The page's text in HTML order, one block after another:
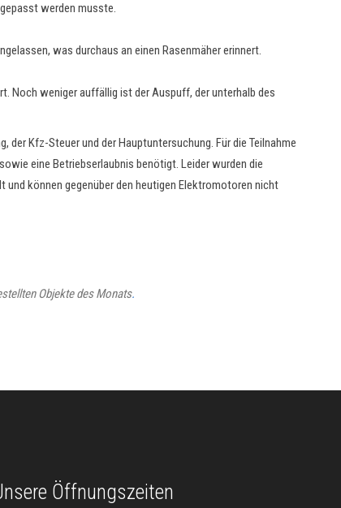
werden musste.
was durchaus an einen Rasenmäher erinnert.
Noch weniger auffällig ist der Auspuff, der unterhalb des
Kfz-Steuer und der Hauptuntersuchung. Für die Teilnahme
eine Betriebserlaubnis benötigt. Leider wurden die
können gegenüber den heutigen Elektromotoren nicht
Objekte des Monats.
Öffnungszeiten